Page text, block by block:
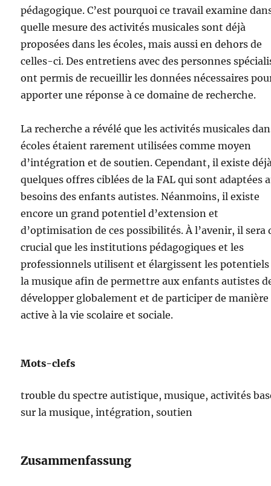
pédagogique. C’est pourquoi ce travail examine
quelle mesure des activités musicales sont déjà
proposées dans les écoles, mais aussi en dehors de
celles-ci. Des entretiens avec des personnes
ont permis de recueillir les données nécessaires
apporter une réponse à ce domaine de recherche.
La recherche a révélé que les activités musicales
écoles étaient rarement utilisées comme moyen
d’intégration et de soutien. Cependant, il existe
quelques offres ciblées de la FAL qui sont adaptées
besoins des enfants autistes. Néanmoins, il existe
encore un grand potentiel d’extension et
d’optimisation de ces possibilités. À l’avenir, il sera
crucial que les institutions pédagogiques et les
professionnels utilisent et élargissent les potentiels
la musique afin de permettre aux enfants autistes
développer globalement et de participer de manière
active à la vie scolaire et sociale.
Mots-clefs
trouble du spectre autistique, musique, activités
sur la musique, intégration, soutien
Zusammenfassung